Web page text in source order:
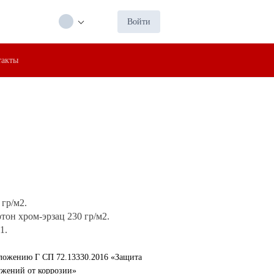
Войти
гр/м2.
хром-эрзац 230 гр/м2.
Г СП 72.13330.2016 «Защита
от коррозии»